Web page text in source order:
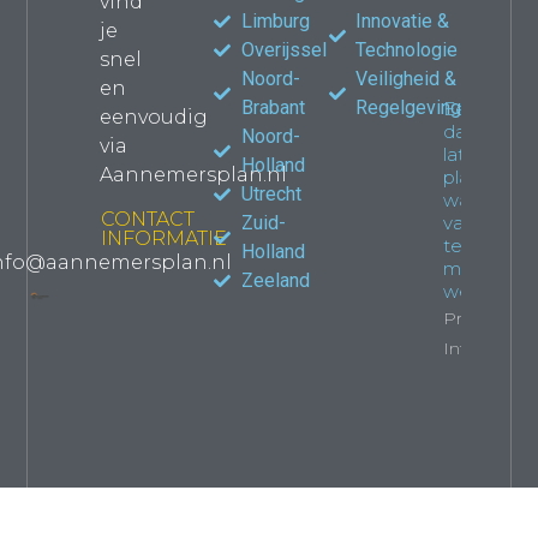
je
snel
en
eenvoudig
via
Aannemersplan.nl
CONTACT
INFORMATIE
Limburg
Overijssel
Noord-
Brabant
Noord-
Holland
Utrecht
Zuid-
Holland
Zeeland
Innovatie &
Technologie
Veiligheid &
Regelgeving
Een
dakkapel
laten
plaatsen:
wat je
van
tevoren
moet
weten
Property
Info